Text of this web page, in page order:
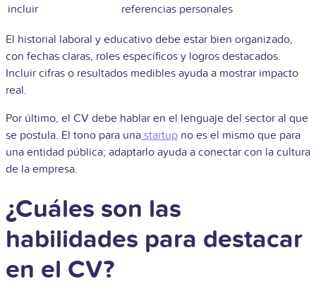
incluir
referencias personales
El historial laboral y educativo debe estar bien organizado,
con fechas claras, roles específicos y logros destacados.
Incluir cifras o resultados medibles ayuda a mostrar impacto
real.
Por último, el CV debe hablar en el lenguaje del sector al que
se postula. El tono para una startup no es el mismo que para
una entidad pública; adaptarlo ayuda a conectar con la cultura
de la empresa.
¿Cuáles son las
habilidades para destacar
en el CV?